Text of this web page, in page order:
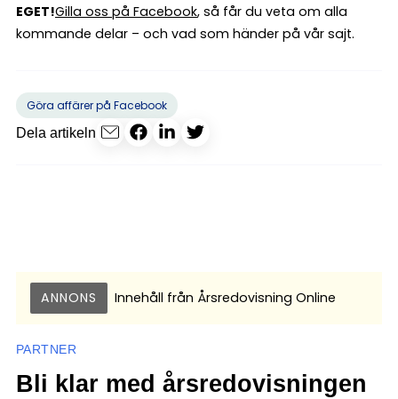
EGET!Gilla oss på Facebook, så får du veta om alla
kommande delar – och vad som händer på vår sajt.
Göra affärer på Facebook
Dela artikeln
ANNONS Innehåll från Årsredovisning Online
PARTNER
Bli klar med årsredovisningen